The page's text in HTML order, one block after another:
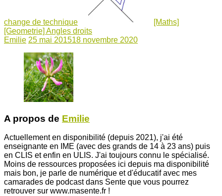
change de technique
[Maths]
[Geometrie] Angles droits
Emilie 25 mai 201518 novembre 2020
A propos de Emilie
Actuellement en disponibilité (depuis 2021), j'ai été
enseignante en IME (avec des grands de 14 à 23 ans) puis
en CLIS et enfin en ULIS. J'ai toujours connu le spécialisé.
Moins de ressources proposées ici depuis ma disponibilité
mais bon, je parle de numérique et d'éducatif avec mes
camarades de podcast dans Sente que vous pourrez
retrouver sur www.masente.fr !